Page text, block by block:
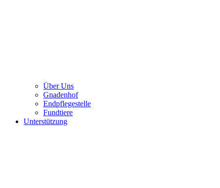
Über Uns
Gnadenhof
Endpflegestelle
Fundtiere
Unterstützung